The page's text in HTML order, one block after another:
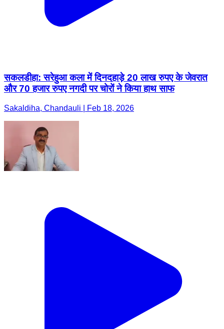
सकलडीहा: सरेहुआ कला में दिनदहाड़े 20 लाख रुपए के जेवरात
और 70 हजार रुपए नगदी पर चोरों ने किया हाथ साफ
Sakaldiha, Chandauli | Feb 18, 2026